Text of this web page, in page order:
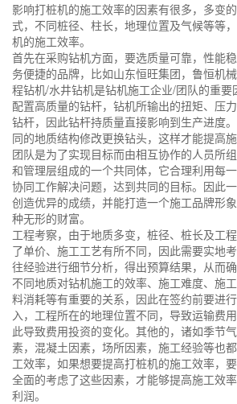
影响打桩机的施工效率的因素有很多，多变
式，不同桩径、柱长，地理位置及气候等等
机的施工效率。
首先在采购钻机方面，要选质量可靠，性能
务便捷的品牌，比如山东恒旺集团，鲁恒机
程钻机/水井钻机是钻机施工企业/团队的重
配置高质量的钻杆，钻机所输出的扭矩、压
钻杆，因此钻杆持质量直接影响到生产进度
同的地质结构修改更换钻头，这样才能提高
团队是为了实现目标而由相互协作的人员所
和管理层组成的一个共同体，它合理利用每
协同工作解决问题，达到共同的目标。因此
创造优异的成绩，并能打造一个施工品牌形
种无形的财富。
工程考察，由于地质多变，桩径、桩长及工
了单价、施工工艺有所不同，因此需要实地
往经验进行细节分析，得出预算结果，从而确
不同地质对钻机施工的效率、施工难度、施
料消耗等有重要的关系，因此在签约前要进
入，工程所在的地理位置不同，导致运输费
此导致费用投资的变化。其他的，诸如季节
素，混凝土因素，场所因素，施工经验等也
工效率，如果想要提高打桩机的施工效率，
全面的考虑了这些因素，才能够提高施工效
利润。